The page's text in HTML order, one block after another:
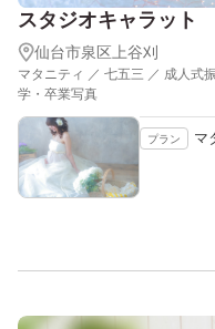
スタジオキャラット
仙台市泉区上谷刈
マタニティ ／ 七五三 ／ 成人式
学・卒業写真
プラン マ